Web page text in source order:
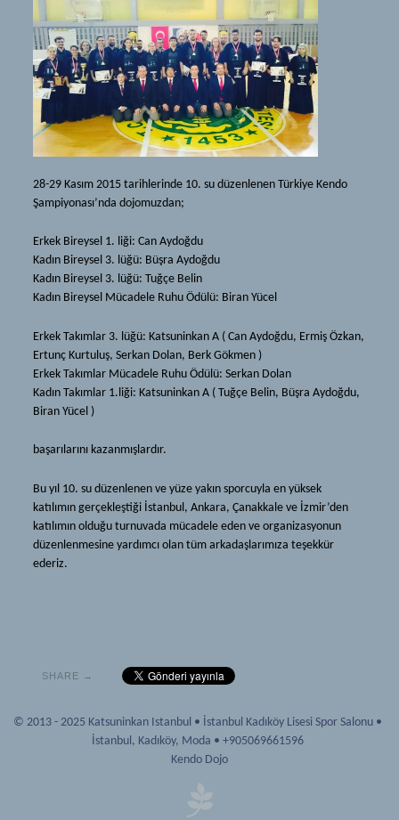
Iaido ve Jodo
Dojo
Katsuninkan
Mon
Hakkımızda
Haberler
Dökümanlar
Bağlantılar
Tavsiyeler
Galeri
Üyelik
Yeni Başlayanlar
Çocuklar
İletişim
Kendo
Kendo
Tarihçe
Ekipmanlar
Terimler
Mon
Hakkımızda
Kaynak
Dökümanlar
Bağlantılar
Üyelik
Yeni Başlayanlar
Dojo Kuralları
28-29 Kasım 2015 tarihlerinde 10. su düzenlenen Türkiye Kendo
Şampiyonası’nda dojomuzdan;
Erkek Bireysel 1. liği: Can Aydoğdu
Kadın Bireysel 3. lüğü: Büşra Aydoğdu
Kadın Bireysel 3. lüğü: Tuğçe Belin
Kadın Bireysel Mücadele Ruhu Ödülü: Biran Yücel
Erkek Takımlar 3. lüğü: Katsuninkan A ( Can Aydoğdu, Ermiş Özkan,
Ertunç Kurtuluş, Serkan Dolan, Berk Gökmen )
Erkek Takımlar Mücadele Ruhu Ödülü: Serkan Dolan
Kadın Takımlar 1.liği: Katsuninkan A ( Tuğçe Belin, Büşra Aydoğdu,
Biran Yücel )
başarılarını kazanmışlardır.
Bu yıl 10. su düzenlenen ve yüze yakın sporcuyla en yüksek
katılımın gerçekleştiği İstanbul, Ankara, Çanakkale ve İzmir’den
katılımın olduğu turnuvada mücadele eden ve organizasyonun
düzenlenmesine yardımcı olan tüm arkadaşlarımıza teşekkür
ederiz.
SHARE →
© 2013 - 2025 Katsuninkan Istanbul • İstanbul Kadıköy Lisesi Spor Salonu•
İstanbul , Kadıköy, Moda • +905069661596
Kendo Dojo